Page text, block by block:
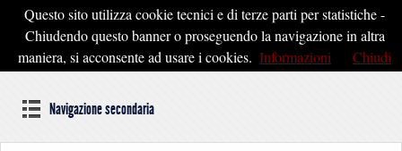
Pontedera2020
Dal cuore della Toscana un'idea di Futuro
Navigazione secondaria
Questo sito utilizza cookie tecnici e di terze parti per statistiche -
Chiudendo questo banner o proseguendo la navigazione in altra
maniera, si acconsente ad usare i cookies. Informazioni Chiudi